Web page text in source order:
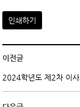
인쇄하기
이전글
2024학년도 제2차 이